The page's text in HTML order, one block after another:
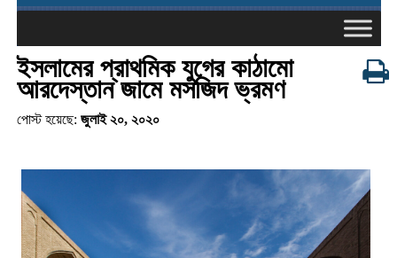
ইসলামের প্রাথমিক যুগের কাঠামো
আরদেস্তান জামে মসজিদ ভ্রমণ
পোস্ট হয়েছে: জুলাই ২০, ২০২০